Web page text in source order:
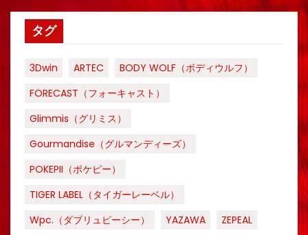
タグ
3Dwin ARTEC
BODY WOLF（ボディウルフ）
FORECAST（フォーキャスト）
Glimmis（グリミス）
Gourmandise（グルマンディーズ）
POKEPII（ポケピー）
TIGER LABEL（タイガーレーベル）
Wpc.（ダブリュピーシー）
YAZAWA
ZEPEAL